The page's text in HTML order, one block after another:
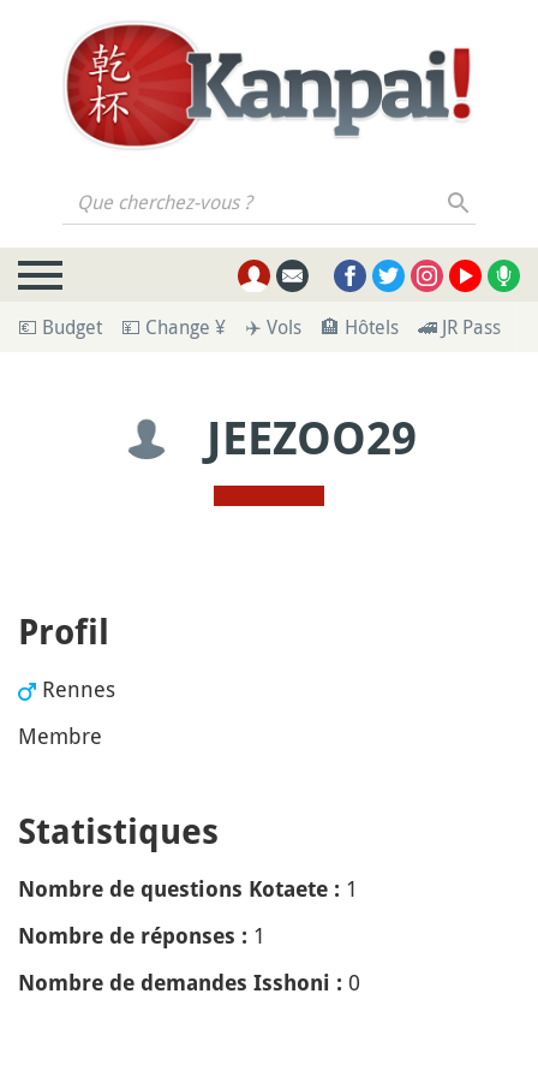
Que cherchez-vous ?
💶 Budget 💴 Change ¥ ✈️ Vols 🏨 Hôtels 🚄 JR Pass
JEEZOO29
Profil
Rennes
Membre
Statistiques
Nombre de questions Kotaete : 1
Nombre de réponses : 1
Nombre de demandes Isshoni : 0